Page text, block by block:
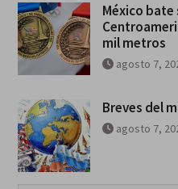
México
mil metros
agosto 7,
Breves del
agosto 7,